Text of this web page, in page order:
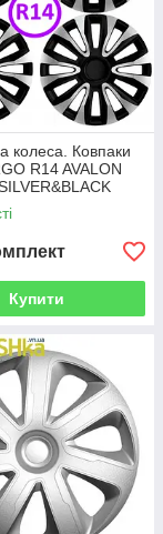
колеса. Ковпаки
R14 AVALON
Купити